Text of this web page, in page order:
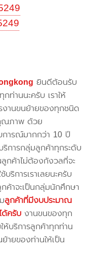
ยินดีต้อนรับ
กท่านนะครับ เราให้
งานขนย้ายของทุกชนิด
ภาพ ด้วย
การณ์มากกว่า 10 ปี
บริการกลุ่มลูกค้าทุกระดับ
กค้าไม่ต้องกังวลที่จะ
บริการเราเลยนะครับ
กค้าจะเป็นกลุ่มนักศึกษา
ลูกค้าที่มีงบประมาณ
ด้ครับ งานขนของทุก
ห้บริการลูกค้าทุกท่าน
ายของท่านให้เป็น